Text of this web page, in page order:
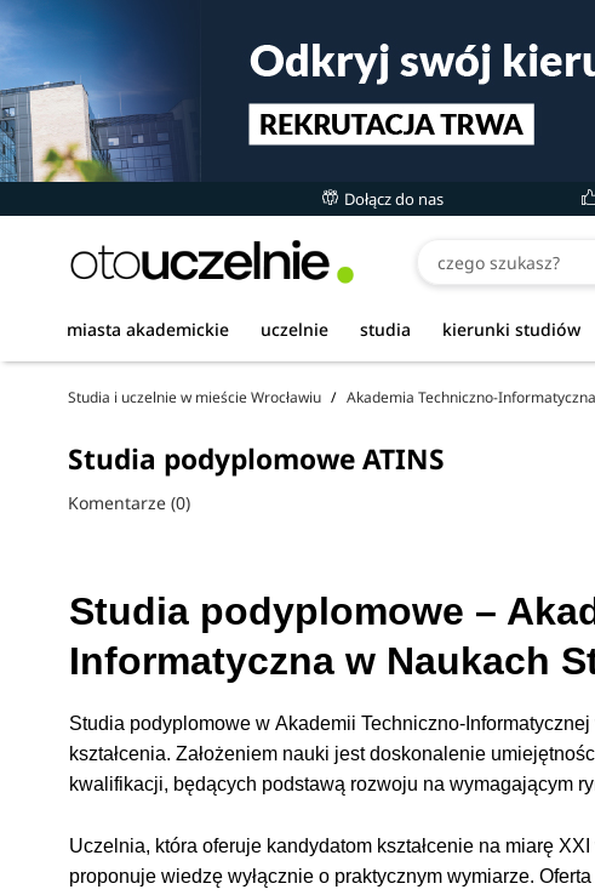
Dołącz do nas
miasta akademickie uczelnie studia kierunki studiów
Studia i uczelnie w mieście Wrocławiu Akademia Techniczno-
Studia podyplomowe ATINS
Komentarze (0)
Studia podyplomowe –
Informatyczna w Naukach
Studia podyplomowe wAkademii Techniczno-
kształcenia. Założeniem nauki jest doskonalenie
kwalifikacji, będących podstawą rozwoju na wymagającym
Uczelnia, która oferuje kandydatom kształcenie na miarę
proponuje wiedzę wyłącznie o praktycznym wymiarze.